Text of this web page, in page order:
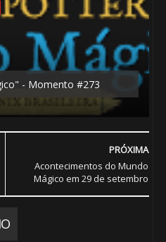
- Momento #273
PRÓXIMA
Acontecimentos do Mundo
Mágico em 29 de setembro
🎂